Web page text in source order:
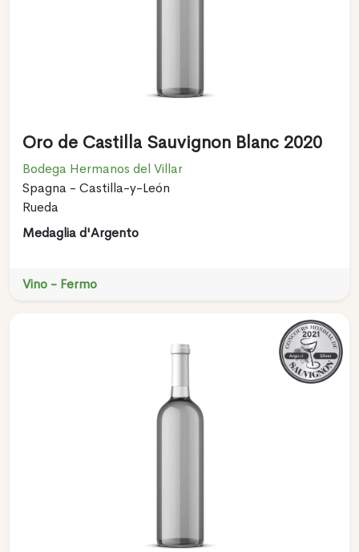
Oro de Castilla Sauvignon Blanc 2020
Bodega Hermanos del Villar
Spagna - Castilla-y-León
Rueda
Medaglia d'Argento
Vino - Fermo